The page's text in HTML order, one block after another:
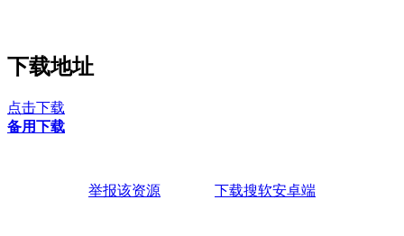
下载地址
点击下载
备用下载
举报该资源 下载搜软安卓端